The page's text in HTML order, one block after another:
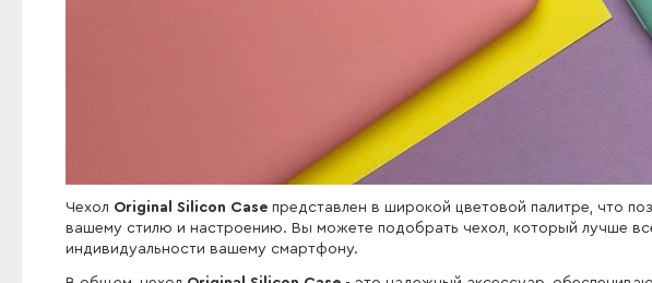
Чехол Original Silicon Case представлен в широкой цветовой палитре, что
вашему стилю и настроению. Вы можете подобрать чехол, который лучше
индивидуальности вашему смартфону.